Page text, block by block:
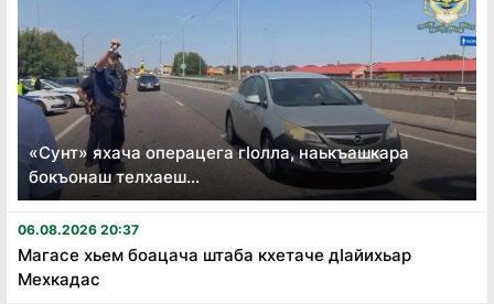
«Сунт» яхача операцега гӏолла, наькъашкара
бокъонаш телхаеш...
06.08.2026 20:37
Магасе хьем боацача штаба кхетаче дӏайихьар
Мехкадас